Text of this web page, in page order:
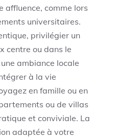
affluence, comme lors
universitaires.
privilégier un
centre ou dans le
ambiance locale
à la vie
en famille ou en
ou de villas
et conviviale. La
adaptée à votre